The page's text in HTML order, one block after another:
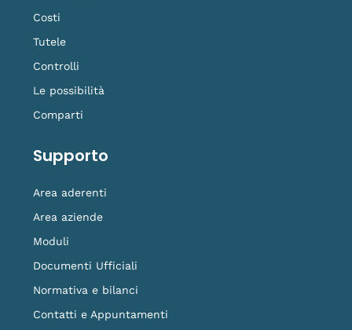
Costi
Tutele
Controlli
Le possibilità
Comparti
Supporto
Area aderenti
Area aziende
Moduli
Documenti Ufficiali
Normativa e bilanci
Contatti e Appuntamenti